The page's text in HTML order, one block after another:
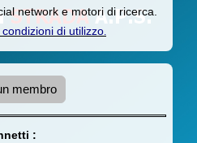
network e motori di ricerca.
di utilizzo.
membro
: